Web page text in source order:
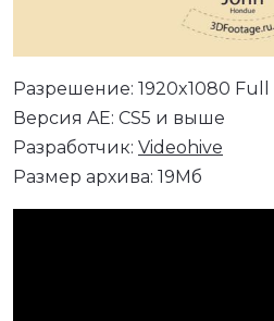
Разрешение: 1920x1080 Full
Версия AE: CS5 и выше
Разработчик: Videohive
Размер архива: 19Мб